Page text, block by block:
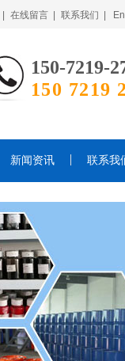
在线留言 | 联系我们 |
150-7219-
150 7219
新闻资讯 联系我